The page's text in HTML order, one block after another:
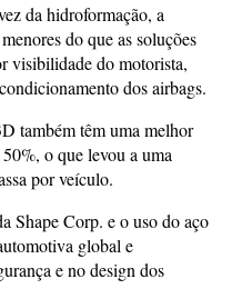
da hidroformação, a
do que as soluções
visibilidade do motorista,
dos airbags.
também têm uma melhor
o que levou a uma
por veículo.
Shape Corp. e o uso do aço
global e
e no design dos